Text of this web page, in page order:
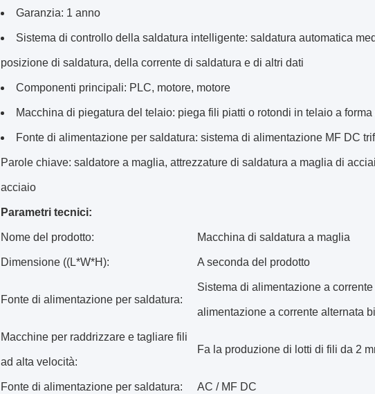
Garanzia: 1 anno
Sistema di controllo della saldatura intelligente: saldatura automatica
posizione di saldatura, della corrente di saldatura e di altri dati
Componenti principali: PLC, motore, motore
Macchina di piegatura del telaio: piega fili piatti o rotondi in telaio a forma
Fonte di alimentazione per saldatura: sistema di alimentazione MF DC
Parole chiave: saldatore a maglia, attrezzature di saldatura a maglia di
acciaio
Parametri tecnici:
Nome del prodotto: Macchina di saldatura a maglia
Dimensione ((L*W*H): A seconda del prodotto
Fonte di alimentazione per saldatura:
Sistema di alimentazione a
alimentazione a corrente alternata
Macchine per raddrizzare e tagliare fili
ad alta velocità:
Fa la produzione di lotti di fili da 2
Fonte di alimentazione per saldatura: AC / MF DC